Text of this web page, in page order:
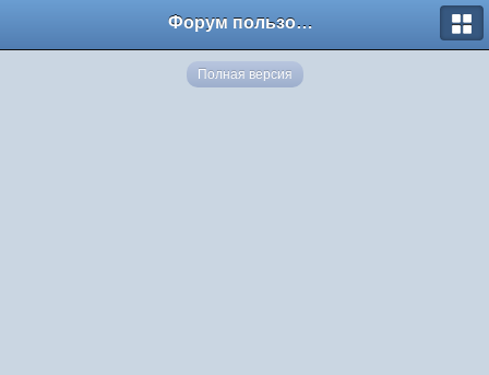
Форум пользователей ООО "Климовская сеть"
Полная версия